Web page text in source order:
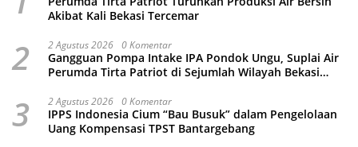
Akibat Kali Bekasi Tercemar
2 2 Agustus 2026 0 Komentar
Gangguan Pompa Intake IPA Pondok Ungu, Suplai Air
Perumda Tirta Patriot di Sejumlah Wilayah Bekasi
3 2 Agustus 2026 0 Komentar
IPPS Indonesia Cium “Bau Busuk” dalam Pengelolaan
Uang Kompensasi TPST Bantargebang